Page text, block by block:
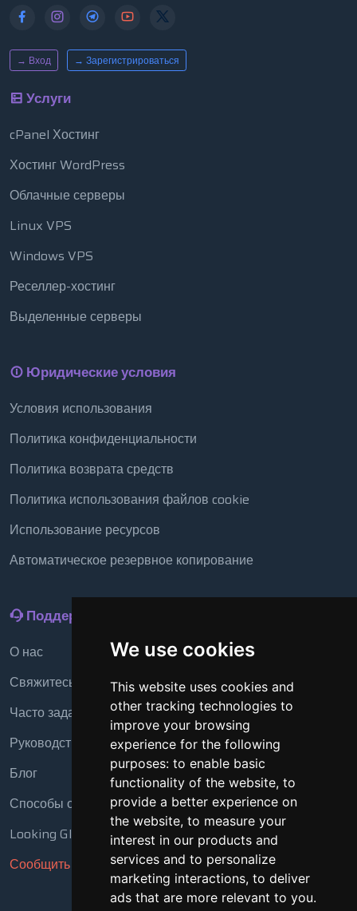
We use cookies
This website uses cookies and
other tracking technologies to
improve your browsing
experience for the following
purposes: to enable basic
functionality of the website, to
provide a better experience on
the website, to measure your
interest in our products and
services and to personalize
marketing interactions, to deliver
ads that are more relevant to you.
→ Вход → Зарегистрироваться
Услуги
cPanel Хостинг
Хостинг WordPress
Облачные серверы
Linux VPS
Windows VPS
Реселлер-хостинг
Выделенные серверы
Юридические условия
Условия использования
Политика конфиденциальности
Политика возврата средств
Политика использования файлов cookie
Использование ресурсов
Автоматическое резервное копирование
Поддержка
О нас
Свяжитесь с нами
Часто задаваемые вопросы
Руководство
Блог
Способы оплаты
Looking Glass
Сообщить о нарушении